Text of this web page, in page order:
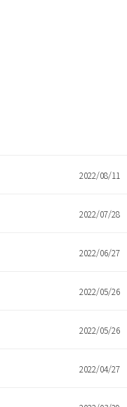
2022/08/11
2022/07/28
2022/06/27
2022/05/26
2022/05/26
2022/04/27